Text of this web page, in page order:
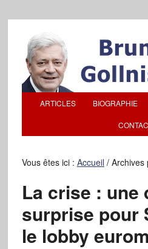
ARTICLES BIOGRAPHIE
Vous êtes ici : Accueil /Archives
La crise : une
surprise pour
le lobby